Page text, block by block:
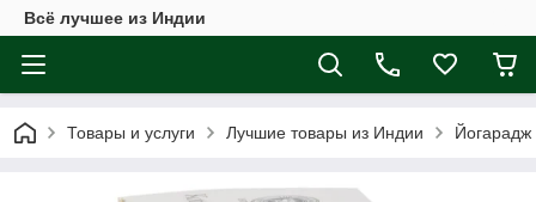
Всё лучшее из Индии
Товары и услуги Лучшие товары из Индии Йогарадж